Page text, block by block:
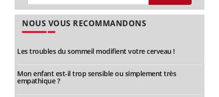
NOUS VOUS RECOMMANDONS
Les troubles du sommeil modifient votre cerveau !
Mon enfant est-il trop sensible ou simplement très
empathique ?